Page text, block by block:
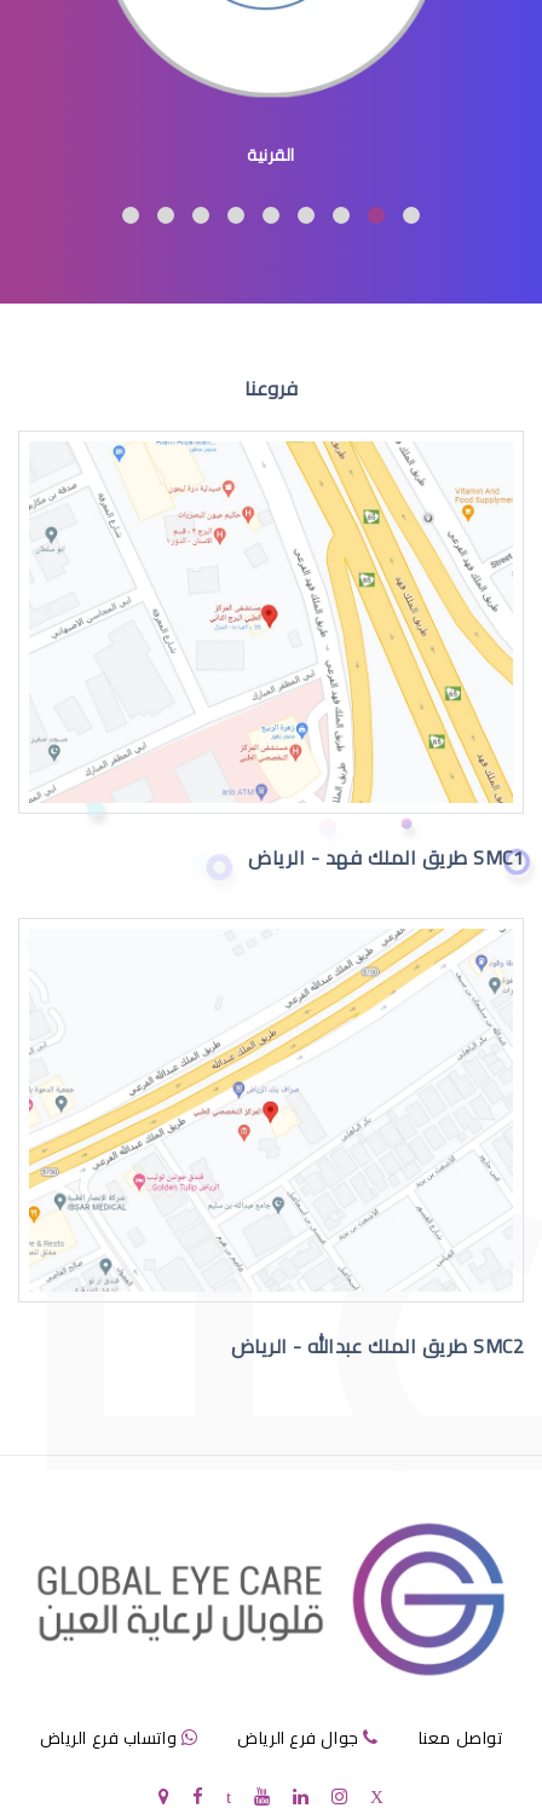
اخصائي بصريات الرياض
دكتور بصريات جامعة القصيم
فني نظارات الوصف الوظيفي
فني نظارات تويتر
تقنية النظارات تخصص
القرنية
فروعنا
SMC1 طريق الملك فهد - الرياض
SMC2 طريق الملك عبدالله - الرياض
تواصل معنا جوال فرع الرياض واتساب فرع الرياض